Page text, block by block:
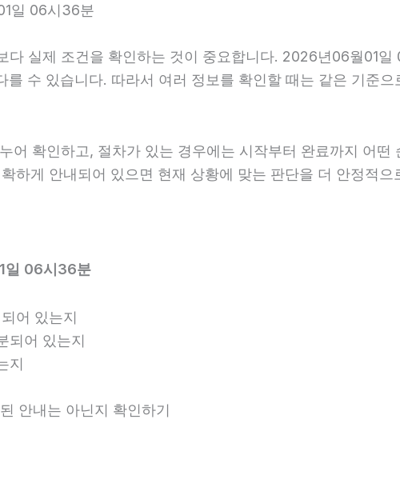
일 06시36분
다 실제 조건을 확인하는 것이 중요합니다. 2026년06월01
수 있습니다. 따라서 여러 정보를 확인할 때는 같은 기준
어 확인하고, 절차가 있는 경우에는 시작부터 완료까지 어
하게 안내되어 있으면 현재 상황에 맞는 판단을 더 안정적으
일 06시36분
어 있는지
되어 있는지
지
안내는 아닌지 확인하기